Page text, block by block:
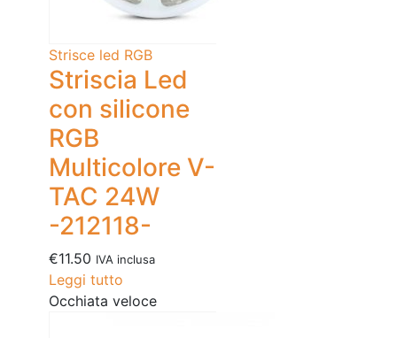
Strisce led RGB
Striscia Led
con silicone
RGB
Multicolore V-
TAC 24W
-212118-
€11.50 IVA inclusa
Leggi tutto
Occhiata veloce